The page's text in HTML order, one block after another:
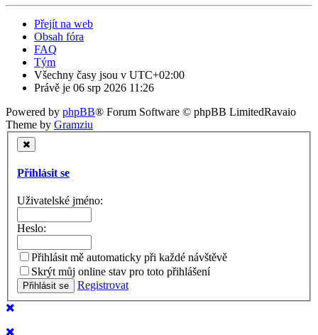
Přejít na web
Obsah fóra
FAQ
Tým
Všechny časy jsou v UTC+02:00
Právě je 06 srp 2026 11:26
Powered by phpBB® Forum Software © phpBB LimitedRavaio
Theme by Gramziu
Přihlásit se
Uživatelské jméno:
Heslo:
Přihlásit mě automaticky při každé návštěvě
Skrýt můj online stav pro toto přihlášení
Registrovat